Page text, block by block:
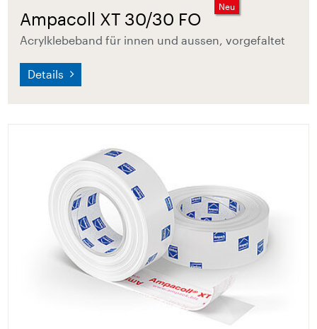
Ampacoll XT 30/30 FO
Neu
Acrylklebeband für innen und aussen, vorgefaltet
Details